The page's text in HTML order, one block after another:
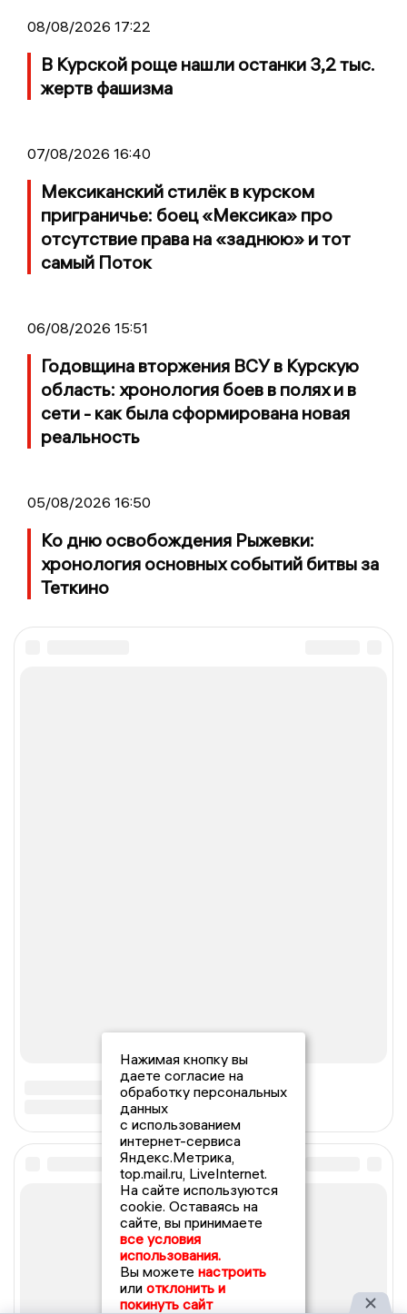
08/08/2026 17:22
В Курской роще нашли останки 3,2 тыс.
жертв фашизма
07/08/2026 16:40
Мексиканский стилёк в курском
приграничье: боец «Мексика» про
отсутствие права на «заднюю» и тот
самый Поток
06/08/2026 15:51
Годовщина вторжения ВСУ в Курскую
область: хронология боев в полях и в
сети - как была сформирована новая
реальность
05/08/2026 16:50
Ко дню освобождения Рыжевки:
хронология основных событий битвы за
Теткино
Нажимая кнопку вы
даете согласие на
обработку персональных
данных
с использованием
интернет-сервиса
Яндекс.Метрика,
top.mail.ru, LiveInternet.
На сайте используются
cookie. Оставаясь на
сайте, вы принимаете
все условия
использования.
Вы можете настроить
или отклонить и
покинуть сайт